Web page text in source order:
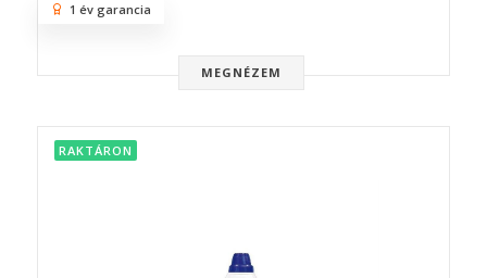
MEGNÉZEM
1 év garancia
RAKTÁRON